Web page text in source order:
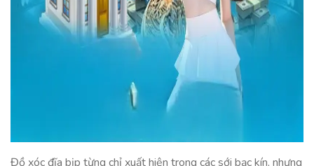
Đồ xóc đĩa bịp từng chỉ xuất hiện trong các sới bạc kín, nhưng